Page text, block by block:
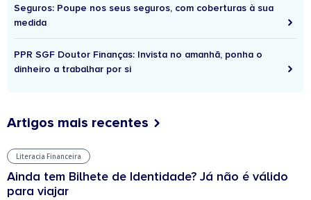
Seguros: Poupe nos seus seguros, com coberturas à sua
medida
PPR SGF Doutor Finanças: Invista no amanhã, ponha o
dinheiro a trabalhar por si
Artigos mais recentes
Literacia Financeira
Ainda tem Bilhete de Identidade? Já não é válido
para viajar